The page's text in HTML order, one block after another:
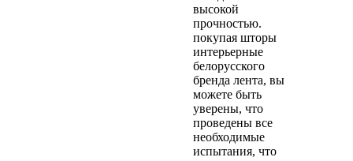
высокой
прочностью.
покупая шторы
интерьерные
белорусского
бренда лента, вы
можете быть
уверены, что
проведены все
необходимые
испытания, что